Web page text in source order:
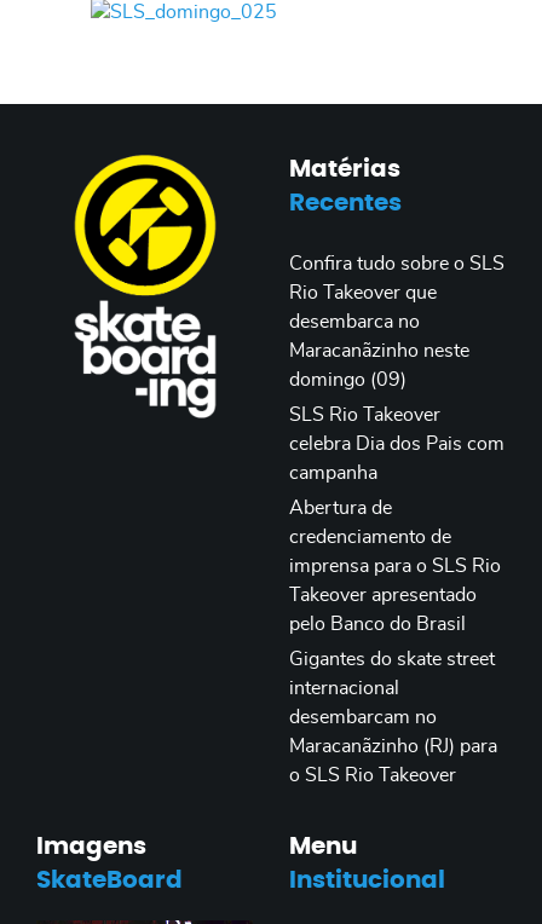
Matérias
Recentes
Confira tudo sobre o SLS
Rio Takeover que
desembarca no
Maracanãzinho neste
domingo (09)
SLS Rio Takeover
celebra Dia dos Pais com
campanha
Abertura de
credenciamento de
imprensa para o SLS Rio
Takeover apresentado
pelo Banco do Brasil
Gigantes do skate street
internacional
desembarcam no
Maracanãzinho (RJ) para
o SLS Rio Takeover
Imagens
SkateBoard
Menu
Institucional